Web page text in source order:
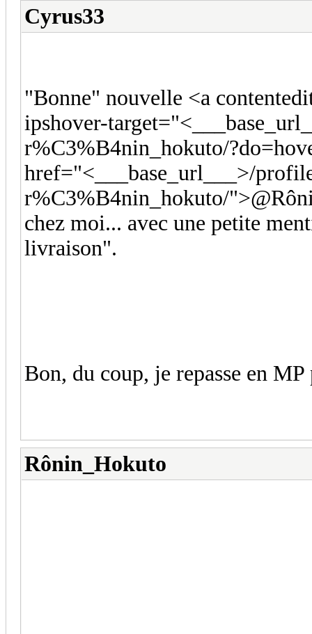
Cyrus33
"Bonne" nouvelle <a
ipshover-
r%C3%B4nin_hokuto/
href="<___base_url___>/
r%C3%B4nin_hokuto/
chez moi... avec une petite
livraison".
Bon, du coup, je repasse en
Rônin_Hokuto